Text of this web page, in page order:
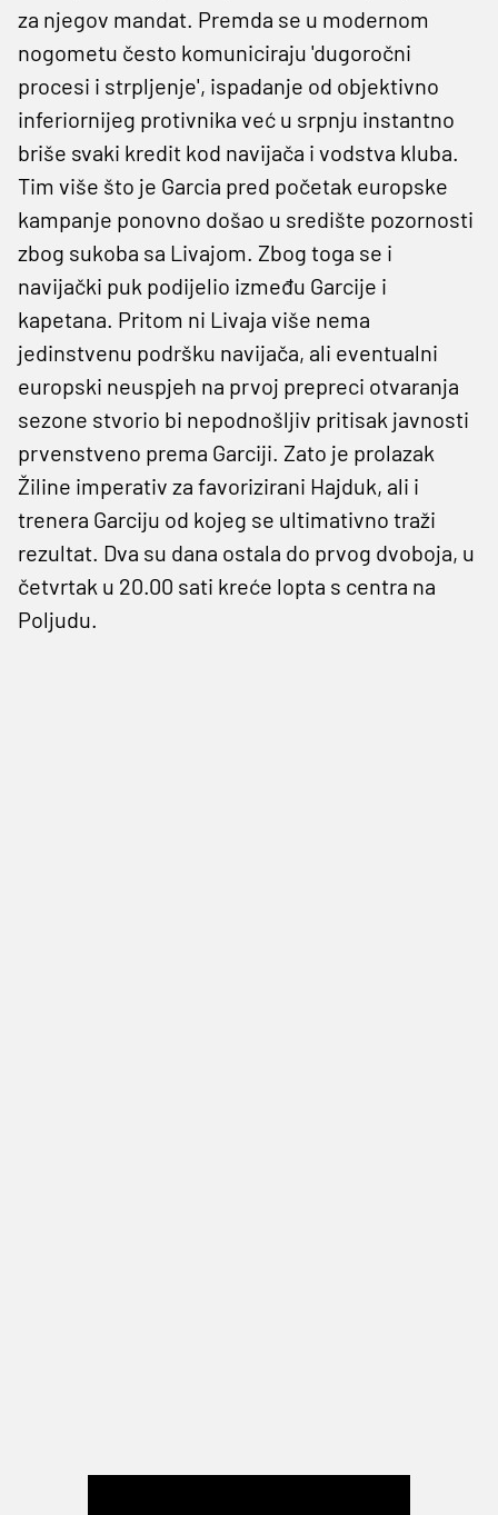
za njegov mandat. Premda se u modernom
nogometu često komuniciraju 'dugoročni
procesi i strpljenje', ispadanje od objektivno
inferiornijeg protivnika već u srpnju instantno
briše svaki kredit kod navijača i vodstva kluba.
Tim više što je Garcia pred početak europske
kampanje ponovno došao u središte pozornosti
zbog sukoba sa Livajom. Zbog toga se i
navijački puk podijelio između Garcije i
kapetana. Pritom ni Livaja više nema
jedinstvenu podršku navijača, ali eventualni
europski neuspjeh na prvoj prepreci otvaranja
sezone stvorio bi nepodnošljiv pritisak javnosti
prvenstveno prema Garciji. Zato je prolazak
Žiline imperativ za favorizirani Hajduk, ali i
trenera Garciju od kojeg se ultimativno traži
rezultat. Dva su dana ostala do prvog dvoboja, u
četvrtak u 20.00 sati kreće lopta s centra na
Poljudu.